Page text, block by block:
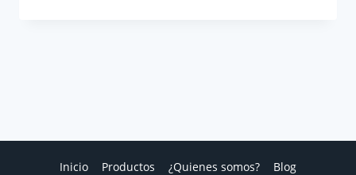
EN
NEGOCIO!
Inicio Productos ¿Quienes somos? Blog